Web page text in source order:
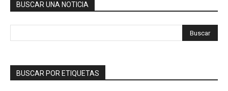
BUSCAR UNA NOTICIA
BUSCAR POR ETIQUETAS